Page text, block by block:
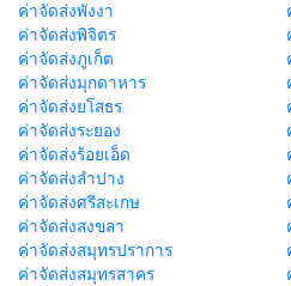
ค่าจัดส่งพังงา
ค่าจัดส่งพิจิตร
ค่าจัดส่งภูเก็ต
ค่าจัดส่งมุกดาหาร
ค่าจัดส่งยโสธร
ค่าจัดส่งระยอง
ค่าจัดส่งร้อยเอ็ด
ค่าจัดส่งลำปาง
ค่าจัดส่งศรีสะเกษ
ค่าจัดส่งสงขลา
ค่าจัดส่งสมุทรปราการ
ค่าจัดส่งสมุทรสาคร